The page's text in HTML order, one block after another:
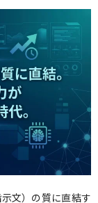
文）の質に直結す